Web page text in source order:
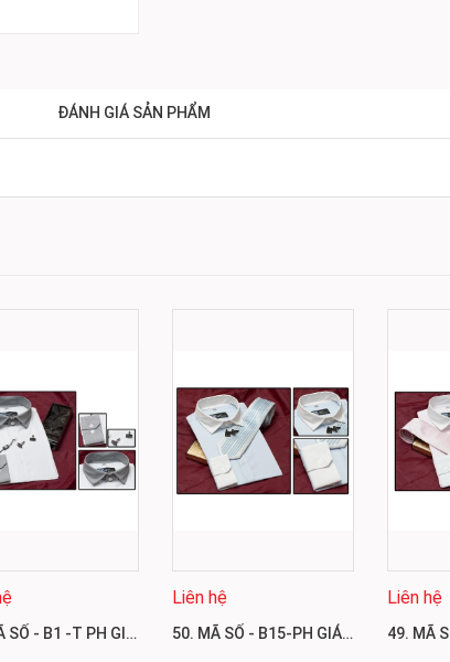
ĐÁNH GIÁ SẢN PHẨM
51. MÃ SỐ - B1 -T PH GIÁ 500.000
Liên hệ
50. MÃ SỐ - B15-PH GIÁ 1.100.000
Liên hệ